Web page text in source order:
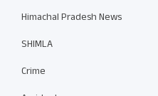
Himachal Pradesh News
SHIMLA
Crime